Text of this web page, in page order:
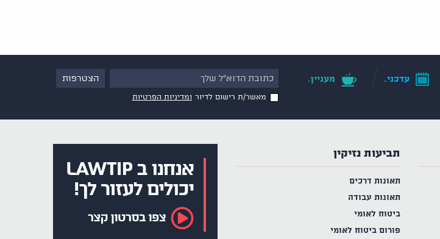
עדכני. מעניין.
מאשר/ת רישום לדיור ומדיניות הפרטיות
תביעות נזיקין
תאונות דרכים
תאונות עבודה
ביטוח לאומי
פורום ביטוח לאומי